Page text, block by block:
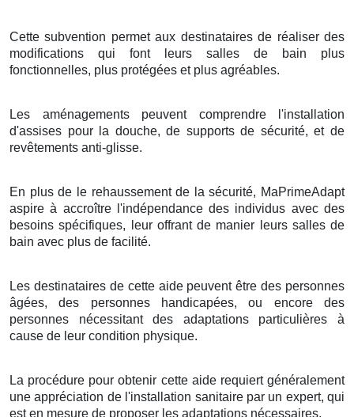
Cette subvention permet aux destinataires de réaliser des
modifications qui font leurs salles de bain plus
fonctionnelles, plus protégées et plus agréables.
Les aménagements peuvent comprendre l'installation
d'assises pour la douche, de supports de sécurité, et de
revêtements anti-glisse.
En plus de le rehaussement de la sécurité, MaPrimeAdapt
aspire à accroître l'indépendance des individus avec des
besoins spécifiques, leur offrant de manier leurs salles de
bain avec plus de facilité.
Les destinataires de cette aide peuvent être des personnes
âgées, des personnes handicapées, ou encore des
personnes nécessitant des adaptations particulières à
cause de leur condition physique.
La procédure pour obtenir cette aide requiert généralement
une appréciation de l'installation sanitaire par un expert, qui
est en mesure de proposer les adaptations nécessaires.